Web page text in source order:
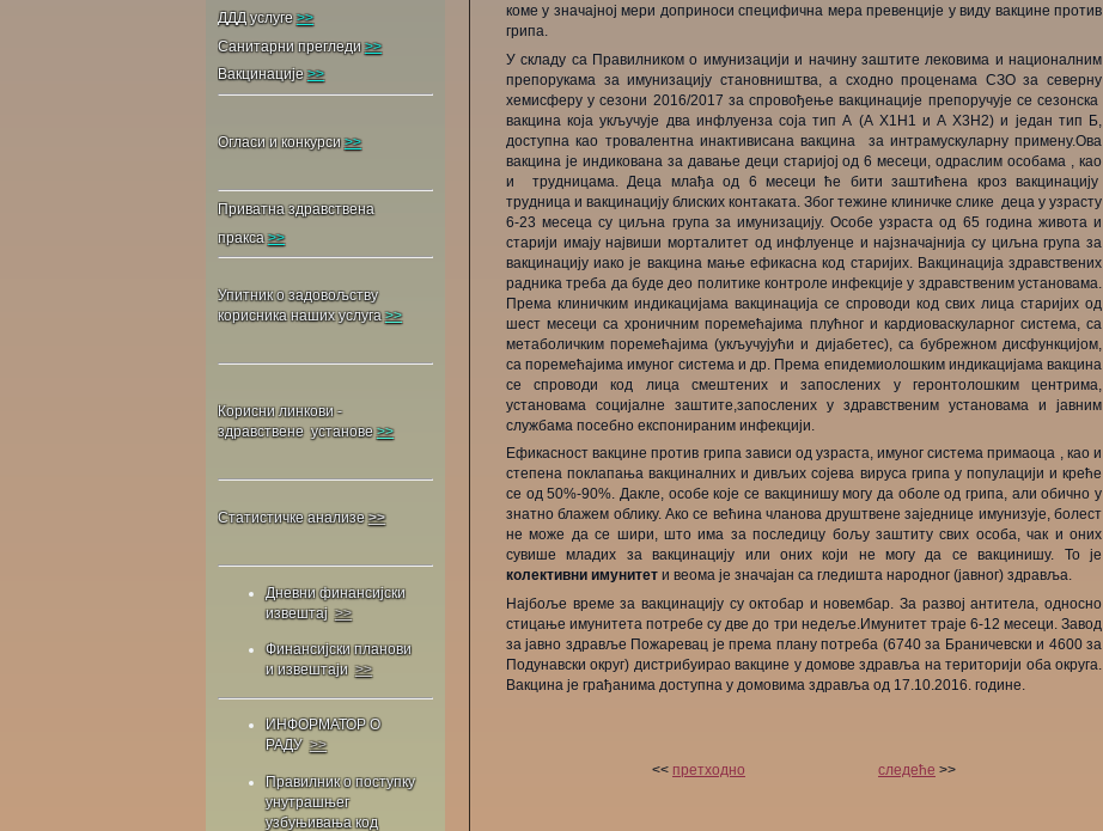
ДДД услуге>>
Санитарни прегледи>>
Вакцинације>>
Огласи и конкурси>>
Приватна здравствена
пракса>>
Упитник о задовољству
корисника наших услуга>>
Корисни линкови -
здравствене установе >>
Статистичке анализе>>
Дневни финансијски
извештај>>
Финансијски планови
и извештаји>>
ИНФОРМАТОР О
РАДУ>>
Правилник о поступку
унутрашњег
узбуњивања код
коме у значајној мери доприноси специфична мера превенције у виду вакцине против
грипа.
У складу са Правилником о имунизацији и начину заштите лековима и националним
препорукама за имунизацију становништва, а сходно проценама СЗО за северну
хемисферу у сезони 2016/2017 за спровођење вакцинације препоручује се сезонска
вакцина која укључује два инфлуенза соја тип А (А Х1Н1 и А Х3Н2) и један тип Б,
доступна као тровалентна инактивисана вакцина за интрамускуларну примену.Ова
вакцина је индикована за давање деци старијој од 6 месеци, одраслим особама , као
и трудницама. Деца млађа од 6 месеци ће бити заштићена кроз вакцинацију
трудница и вакцинацију блиских контаката. Због тежине клиничке слике деца у узрасту
6-23 месеца су циљна група за имунизацију. Особе узраста од 65 година живота и
старији имају највиши морталитет од инфлуенце и најзначајнија су циљна група за
вакцинацију иако је вакцина мање ефикасна код старијих. Вакцинација здравствених
радника треба да буде део политике контроле инфекције у здравственим установама.
Према клиничким индикацијама вакцинација се спроводи код свих лица старијих од
шест месеци са хроничним поремећајима плућног и кардиоваскуларног система, са
метаболичким поремећајима (укључујући и дијабетес), са бубрежном дисфункцијом,
са поремећајима имуног система и др. Према епидемиолошким индикацијама вакцина
се спроводи код лица смештених и запослених у геронтолошким центрима,
установама социјалне заштите,запослених у здравственим установама и јавним
службама посебно експонираним инфекцији.
Ефикасност вакцине против грипа зависи од узраста, имуног система примаоца , као и
степена поклапања вакциналних и дивљих сојева вируса грипа у популацији и креће
се од 50%-90%. Дакле, особе које се вакцинишу могу да оболе од грипа, али обично у
знатно блажем облику. Ако се већина чланова друштвене заједнице имунизује, болест
не може да се шири, што има за последицу бољу заштиту свих особа, чак и оних
сувише младих за вакцинацију или оних који не могу да се вакцинишу. То је
колективни имунитет и веома је значајан са гледишта народног (јавног) здравља.
Најбоље време за вакцинацију су октобар и новембар. За развој антитела, односно
стицање имунитета потребе су две до три недеље.Имунитет траје 6-12 месеци. Завод
за јавно здравље Пожаревац је према плану потреба (6740 за Браничевски и 4600 за
Подунавски округ) дистрибуирао вакцине у домове здравља на територији оба округа.
Вакцина је грађанима доступна у домовима здравља од 17.10.2016. године.
<< претходно следеће >>